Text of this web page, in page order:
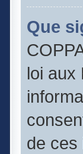
Que
loi aux
de ces